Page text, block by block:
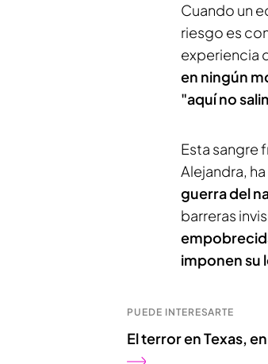
Cuando un
riesgo es
experiencia
en ningún
"aquí no
Esta sangre
Alejandra,
guerra del
barreras
imponen su
PUEDE INTERESARTE
El terror en Texas,